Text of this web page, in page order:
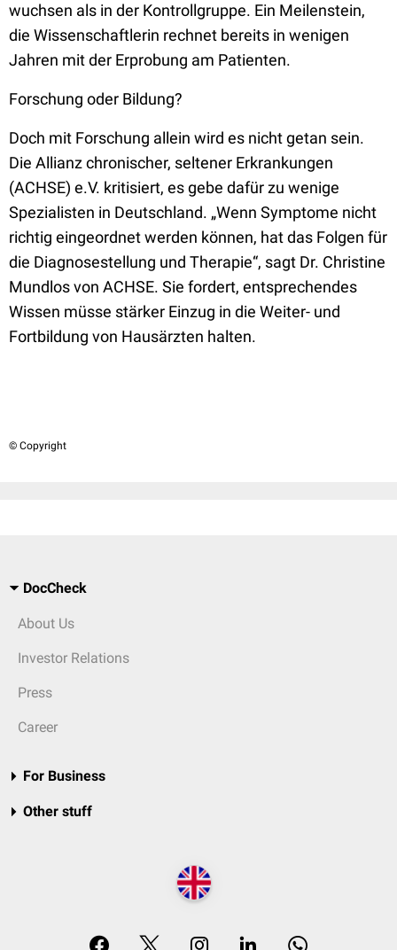
wuchsen als in der Kontrollgruppe. Ein Meilenstein,
die Wissenschaftlerin rechnet bereits in wenigen
Jahren mit der Erprobung am Patienten.
Forschung oder Bildung?
Doch mit Forschung allein wird es nicht getan sein.
Die Allianz chronischer, seltener Erkrankungen
(ACHSE) e.V. kritisiert, es gebe dafür zu wenige
Spezialisten in Deutschland. „Wenn Symptome nicht
richtig eingeordnet werden können, hat das Folgen für
die Diagnosestellung und Therapie“, sagt Dr. Christine
Mundlos von ACHSE. Sie fordert, entsprechendes
Wissen müsse stärker Einzug in die Weiter- und
Fortbildung von Hausärzten halten.
© Copyright
DocCheck
About Us
Investor Relations
Press
Career
For Business
Other stuff